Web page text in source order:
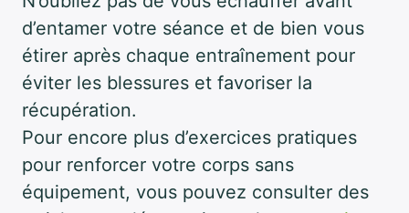
d’entamer votre séance et de bien vous
étirer après chaque entraînement pour
éviter les blessures et favoriser la
récupération.
Pour encore plus d’exercices pratiques
pour renforcer votre corps sans
équipement, vous pouvez consulter des